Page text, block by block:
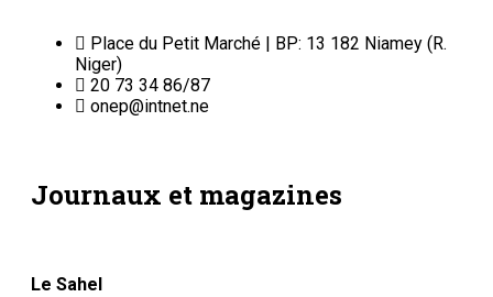
Place du Petit Marché | BP: 13 182 Niamey (R.
Niger)
20 73 34 86/87
onep@intnet.ne
Journaux et magazines
Le Sahel